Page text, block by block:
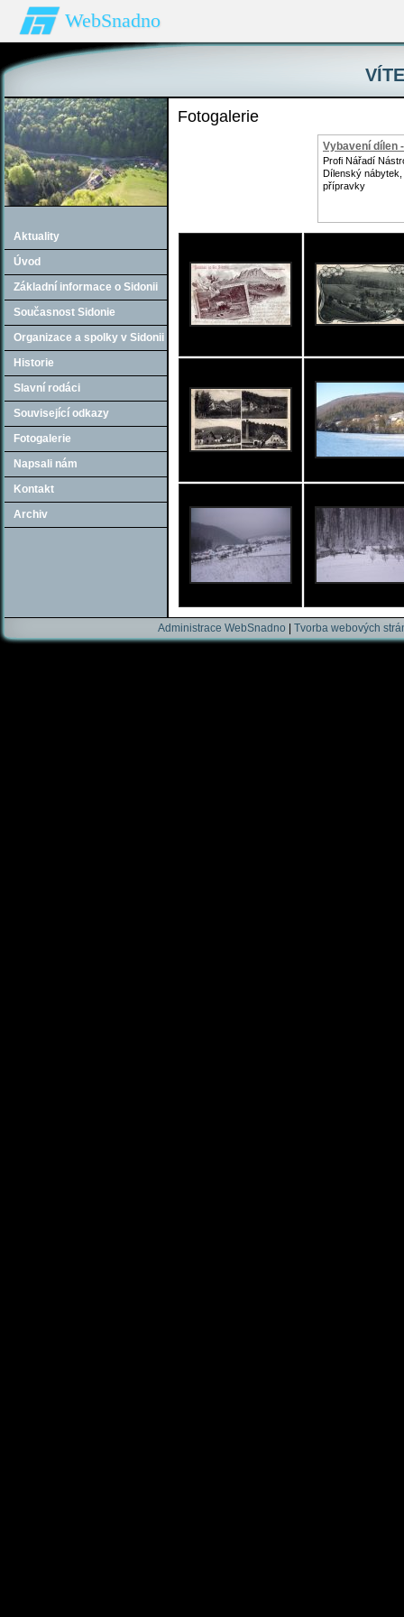
WebSnadno
Aktuality
Úvod
Základní informace o Sidonii
Současnost Sidonie
Organizace a spolky v Sidonii
Historie
Slavní rodáci
Související odkazy
Fotogalerie
Napsali nám
Kontakt
Archiv
Fotogalerie
Vybavení dílen
Profi Nářadí
Dílenský nábytek,
přípravky
Administrace WebSnadno Tvorba webových